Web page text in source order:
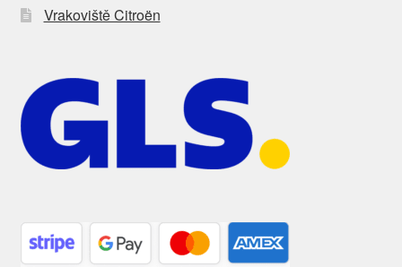
Vrakoviště Citroën